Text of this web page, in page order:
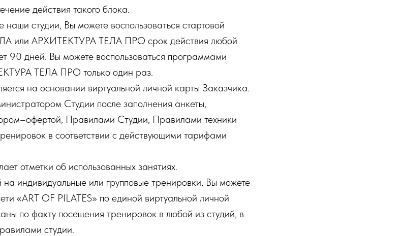
действия такого блока.
студии, Вы можете воспользоваться стартовой
или АРХИТЕКТУРА ТЕЛА ПРО срок действия любой
90 дней. Вы можете воспользоваться программами
ТЕЛА ПРО только один раз.
на основании виртуальной личной карты Заказчика.
Студии после заполнения анкеты,
Правилами Студии, Правилами техники
в соответствии с действующими тарифами
отметки об использованных занятиях.
на индивидуальные или групповые тренировки, Вы можете
«ART OF PILATES» по единой виртуальной личной
по факту посещения тренировок в любой из студий, в
студии.